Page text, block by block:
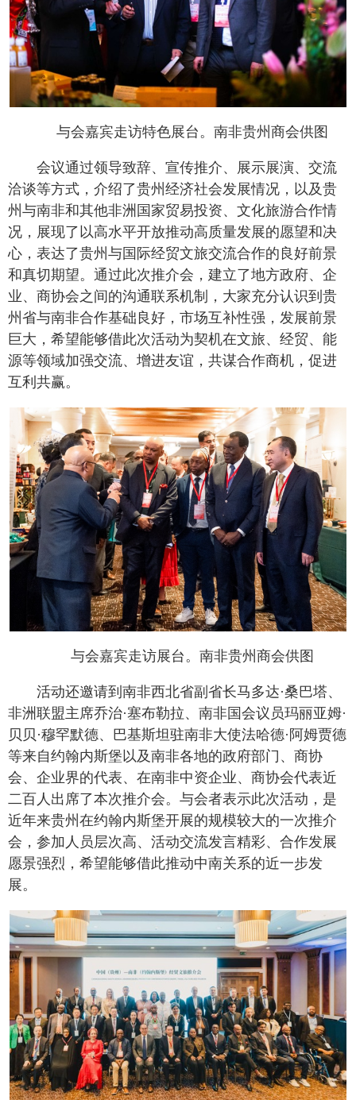
与会嘉宾走访特色展台。南非贵州商会供图
会议通过领导致辞、宣传推介、展示展演、交流
洽谈等方式，介绍了贵州经济社会发展情况，以及贵
州与南非和其他非洲国家贸易投资、文化旅游合作情
况，展现了以高水平开放推动高质量发展的愿望和决
心，表达了贵州与国际经贸文旅交流合作的良好前景
和真切期望。通过此次推介会，建立了地方政府、企
业、商协会之间的沟通联系机制，大家充分认识到贵
州省与南非合作基础良好，市场互补性强，发展前景
巨大，希望能够借此次活动为契机在文旅、经贸、能
源等领域加强交流、增进友谊，共谋合作商机，促进
互利共赢。
与会嘉宾走访展台。南非贵州商会供图
活动还邀请到南非西北省副省长马多达·桑巴塔、
非洲联盟主席乔治·塞布勒拉、南非国会议员玛丽亚姆·
贝贝·穆罕默德、巴基斯坦驻南非大使法哈德·阿姆贾德
等来自约翰内斯堡以及南非各地的政府部门、商协
会、企业界的代表、在南非中资企业、商协会代表近
二百人出席了本次推介会。与会者表示此次活动，是
近年来贵州在约翰内斯堡开展的规模较大的一次推介
会，参加人员层次高、活动交流发言精彩、合作发展
愿景强烈，希望能够借此推动中南关系的近一步发
展。